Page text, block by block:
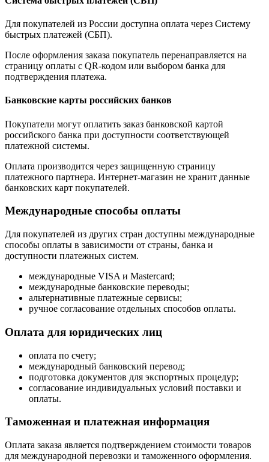
Для покупателей из России доступна оплата через Систему
быстрых платежей (СБП).
После оформления заказа покупатель перенаправляется на
страницу оплаты с QR-кодом или выбором банка для
подтверждения платежа.
Банковские карты российских банков
Покупатели могут оплатить заказ банковской картой
российского банка при доступности соответствующей
платежной системы.
Оплата производится через защищенную страницу
платежного партнера. Интернет-магазин не хранит данные
банковских карт покупателей.
Международные способы оплаты
Для покупателей из других стран доступны международные
способы оплаты в зависимости от страны, банка и
доступности платежных систем.
международные VISA и Mastercard;
международные банковские переводы;
альтернативные платежные сервисы;
ручное согласование отдельных способов оплаты.
Оплата для юридических лиц
оплата по счету;
международный банковский перевод;
подготовка документов для экспортных процедур;
согласование индивидуальных условий поставки и
оплаты.
Таможенная и платежная информация
Оплата заказа является подтверждением стоимости товаров
для международной перевозки и таможенного оформления.